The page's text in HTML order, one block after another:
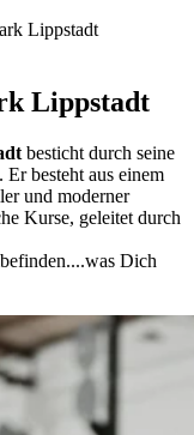
Lippstadt
Lippstadt
besticht durch seine
besteht aus einem
und moderner
Kurse, geleitet durch
Dich